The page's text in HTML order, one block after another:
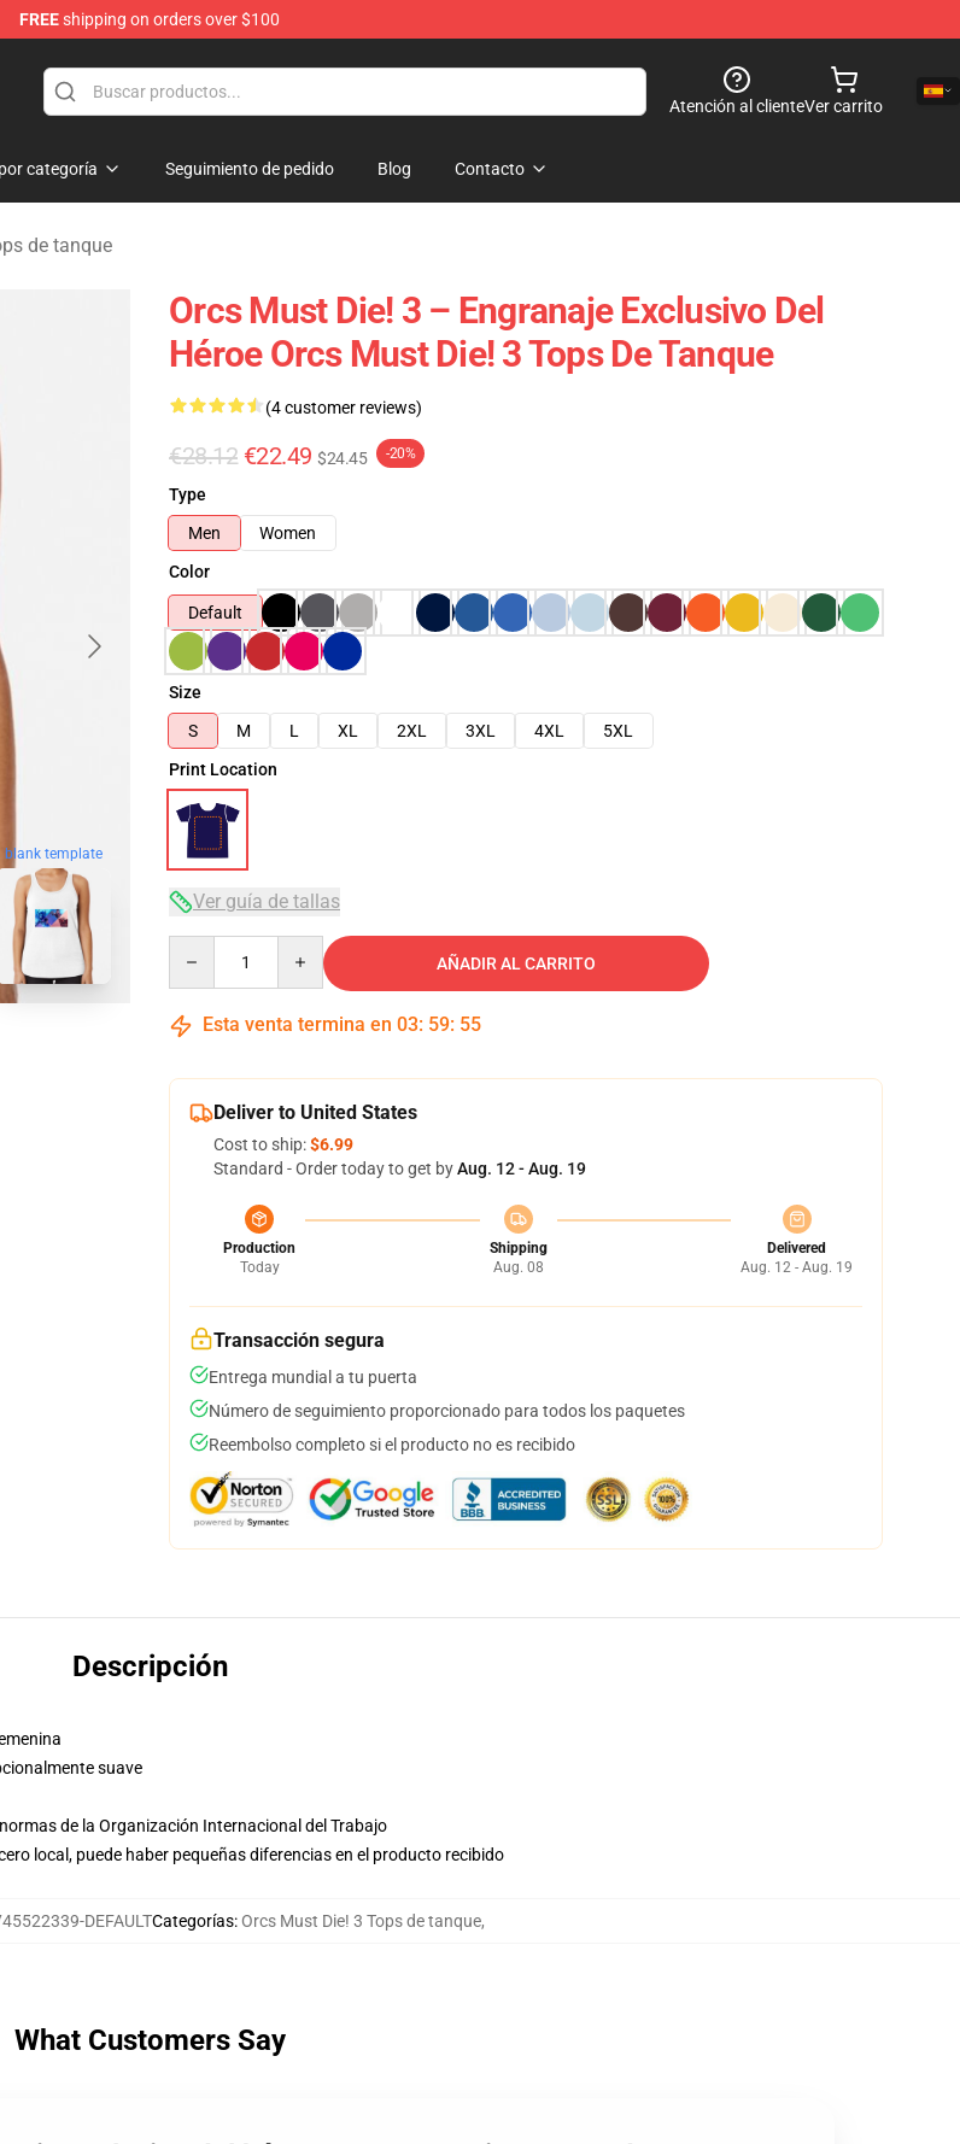
FREEshipping on orders over $100
Atención al clienteVer carrito
categoría Seguimiento de pedido Blog Contacto
de tanque
blank template
Orcs Must Die! 3 – Engranaje Exclusivo Del
Héroe Orcs Must Die! 3 Tops De Tanque
(4 customer reviews)
€28.12 €22.49 $24.45 -20%
Type
Men
Women
Color
Default
Size
S
M L XL 2XL 3XL 4XL
5XL
Print Location
Ver guía de tallas
AÑADIR AL CARRITO
Esta venta termina en 03: 59: 54
Deliver to United States
Cost to ship:$6.99
Standard - Order today to get byAug. 12 - Aug. 19
Production
Today
Shipping
Aug. 08
Delivered
Aug. 12 - Aug. 19
Transacción segura
Entrega mundial a tu puerta
Número de seguimiento proporcionado para todos los paquetes
Reembolso completo si el producto no es recibido
Descripción
suave
de la Organización Internacional del Trabajo
local, puede haber pequeñas diferencias en el producto recibido
DEFAULTCategorías:Orcs Must Die! 3 Tops de tanque,
What Customers Say